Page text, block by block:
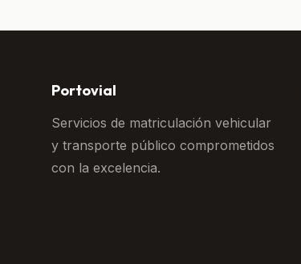
Portovial
Servicios de matriculación vehicular
y transporte público comprometidos
con la excelencia.